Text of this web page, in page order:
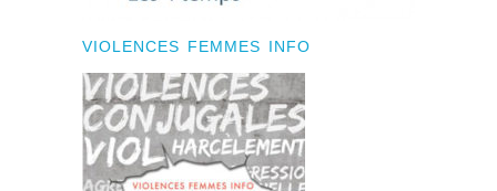
VIOLENCES FEMMES INFO